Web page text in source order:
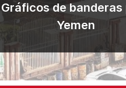
Gráficos de banderas
Yemen